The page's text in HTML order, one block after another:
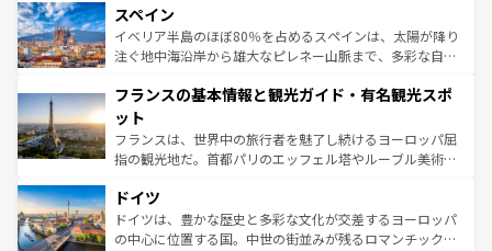
ろん、トスカーナの美しい田園風景やアマルフィ海岸の絶
景など、自然景観も見逃せない。観光の合間には、本場の
ピザやパスタなど、絶品のイタリア料理を堪能することも
ませてくれるイタリアで、忘れられない旅をしてみよう！
なお、新着のイタリア情報は
しい。
スペイン
イベリア半島のほぼ80％を占めるスペインは、太陽が降り
注ぐ地中海沿岸から雄大なピレネー山脈まで、多彩な自然
文化が根付くこの国では、情熱的なフラメンコ、熱気あふ
れる闘牛、そして美味しいタパスが生活の一部となってい
る。首都マドリードの洗練された雰囲気や、バルセロナの
アートに溢れた街角から、地方では古代ローマ遺跡や中世
せる。地方によって風土や気候が異なるスペインはその個
性で訪れる人を魅了する。 なお、新着のスペイン情報は コ
ンテンツ一覧を参照してほしい。
フランスの基本情報と観光ガイド・有名観光スポ
ット
フランスは、世界中の旅行者を魅了し続けるヨーロッパ屈
指の観光地だ。首都パリのエッフェル塔やルーブル美術館
で、幅広い魅力が詰まっている。華麗な宮殿、歴史的な大
聖堂、美しいビーチ、そして豊かな自然が、訪れる者を心
から魅了する。また、フランスは美食の国としても知ら
ドイツ
ドイツは、豊かな歴史と多彩な文化が交差するヨーロッパ
の中心に位置する国。中世の街並みが残るロマンチック街